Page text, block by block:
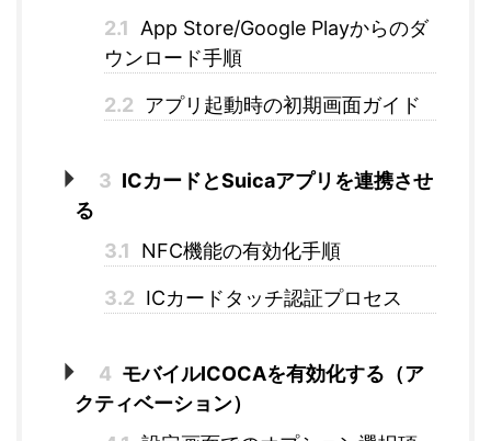
2.1
App Store/Google Playからのダ
ウンロード手順
2.2 アプリ起動時の初期画面ガイド
3 ICカードとSuicaアプリを連携させ
る
3.1
NFC機能の有効化手順
3.2 ICカードタッチ認証プロセス
4 モバイルICOCAを有効化する（ア
クティベーション）